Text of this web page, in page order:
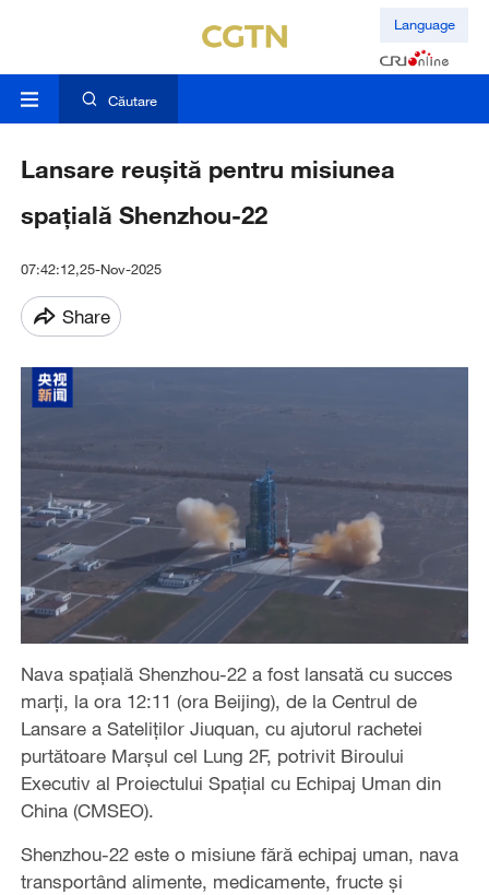
Language
Căutare
Lansare reușită pentru misiunea
spațială Shenzhou-22
07:42:12,25-Nov-2025
Share
Nava spațială Shenzhou-22 a fost lansată cu succes
marți, la ora 12:11 (ora Beijing), de la Centrul de
Lansare a Sateliților Jiuquan, cu ajutorul rachetei
purtătoare Marșul cel Lung 2F, potrivit Biroului
Executiv al Proiectului Spațial cu Echipaj Uman din
China (CMSEO).
Shenzhou-22 este o misiune fără echipaj uman, nava
transportând alimente, medicamente, fructe și